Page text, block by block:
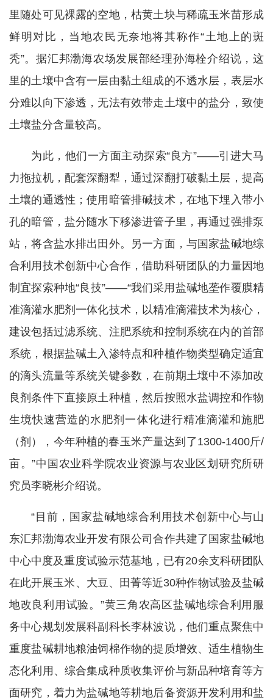
里随处可见裸露的空地，枯黄土块与稀疏玉米苗形成
鲜明对比，当地农民无奈地将其称作“土地上的斑
秃”。据汇邦渤海农场发展部经理孙海栓介绍说，这
里的土壤中含有一层由黏土组成的不透水层，表层水
分难以向下渗透，无法有效带走土壤中的盐分，致使
土壤盐分含量较高。
为此，他们一方面主动探索“良方”——引进大马
力拖拉机，配套深翻犁，通过深翻打破黏土层，提高
土壤的通透性；使用暗管排碱技术，在地下埋入带小
孔的暗管，盐分随水下移渗进管子里，再通过强排泵
站，将含盐水排出田外。另一方面，与国家盐碱地综
合利用技术创新中心合作，借助科研团队的力量因地
制宜探索种地“良技”——“我们采用盐碱地垄作覆膜精
准滴灌水肥剂一体化技术，以精准滴灌技术为核心，
建设包括过滤系统、注肥系统和控制系统在内的首部
系统，根据盐碱土入渗特点和种植作物类型确定适宜
的滴头流量等系统关键参数，在前期土壤中不添加改
良剂条件下直接原土种植，然后按照水盐调控和作物
生境快速营造的水肥剂一体化进行精准滴灌和施肥
（剂），今年种植的春玉米产量达到了1300-1400斤/
亩。”中国农业科学院农业资源与农业区划研究所研
究员李晓彬介绍说。
“目前，国家盐碱地综合利用技术创新中心与山
东汇邦渤海农业开发有限公司合作共建了国家盐碱地
中心中度及重度试验示范基地，已有20余支科研团队
在此开展玉米、大豆、田菁等近30种作物试验及盐碱
地改良利用试验。”黄三角农高区盐碱地综合利用服
务中心规划发展科副科长李林波说，他们重点聚焦中
重度盐碱耕地粮油饲棉作物的提质增效、适生植物生
态化利用、综合集成种质收集评价与新品种培育等方
面研究，着力为盐碱地等耕地后备资源开发利用和盐